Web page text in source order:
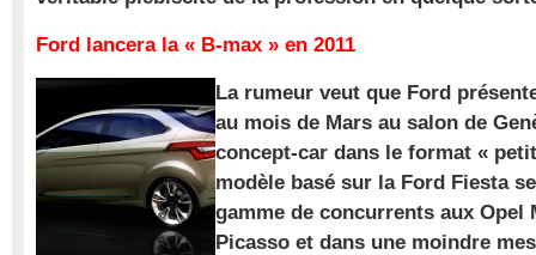
Ford lancera la « B-max » en 2011
La rumeur veut que Ford
au mois de Mars au salon de
concept-car dans le format «
modèle basé sur la Ford Fiesta
gamme de concurrents aux Opel
Picasso et dans une moindre